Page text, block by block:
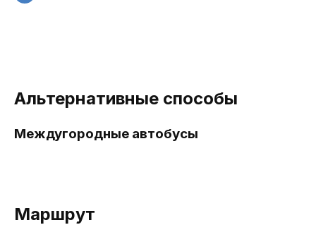
Альтернативные способы
Междугородные автобусы
Маршрут